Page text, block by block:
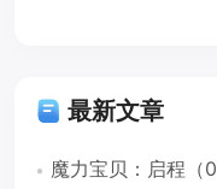
最新文章
魔力宝贝：启程（